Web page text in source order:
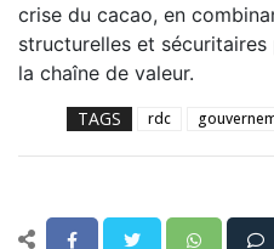
crise du cacao, en
structurelles et sécuritaires
la chaîne de valeur.
TAGS rdc